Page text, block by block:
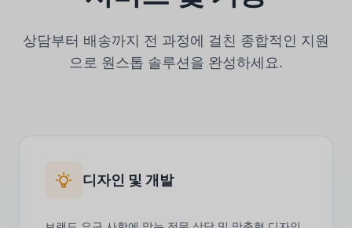
상담부터 배송까지 전 과정에 걸친 종합적인 지원
으로 원스톱 솔루션을 완성하세요.
디자인 및 개발